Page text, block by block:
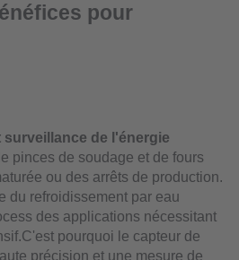
pour
surveillance de l'énergie
pinces de soudage et de fours
ou des arrêts de production.
du refroidissement par eau
des applications nécessitant
pourquoi le capteur de
précision et une mesure de